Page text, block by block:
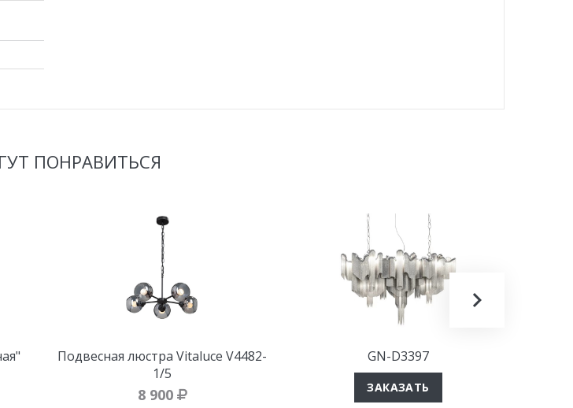
ПОНРАВИТЬСЯ
Подвесная люстра Vitaluce V4482-
1/5
8 900
GN-D3397
ЗАКАЗАТЬ